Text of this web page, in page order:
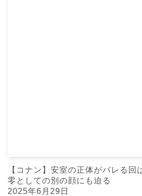
【コナン】安室の正体がバレる回
零としての別の顔にも迫る
2025年6月29日